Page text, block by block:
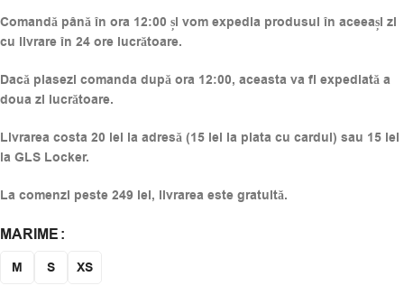
Comandă până în ora 12:00 și vom expedia produsul în aceeași zi
cu livrare în 24 ore lucrătoare.
Dacă plasezi comanda după ora 12:00, aceasta va fi expediată a
doua zi lucrătoare.
Livrarea costa 20 lei la adresă (15 lei la plata cu cardul) sau 15 lei
la GLS Locker.
La comenzi peste 249 lei, livrarea este gratuită.
MARIME
M S XS
Alternative: